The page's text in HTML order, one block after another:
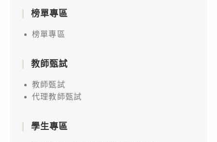
榜單專區
榜單專區
教師甄試
教師甄試
代理教師甄試
學生專區